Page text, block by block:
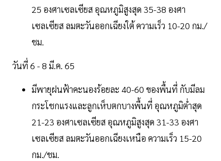
25 องศาเซลเซียส อุณหภูมิสูงสุด 35-38 องศา
เซลเซียส ลมตะวันออกเฉียงใต้ ความเร็ว 10-20 กม./
ชม.
วันที่ 6 - 8 มี.ค. 65
มีพายุฝนฟ้าคะนองร้อยละ 40-60 ของพื้นที่ กับมีลม
กระโชกแรงและลูกเห็บตกบางพื้นที่ อุณหภูมิต่ำสุด
21-23 องศาเซลเซียส อุณหภูมิสูงสุด 31-33 องศา
เซลเซียส ลมตะวันออกเฉียงเหนือ ความเร็ว 15-20
กม./ชม.